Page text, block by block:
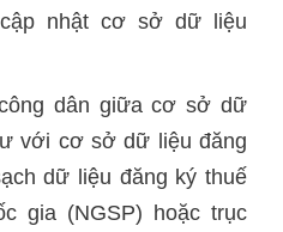
nhật cơ sở dữ liệu
dân giữa cơ sở dữ
với cơ sở dữ liệu đăng
dữ liệu đăng ký thuế
gia (NGSP) hoặc trục